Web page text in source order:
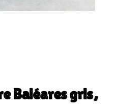
Baléares gris,